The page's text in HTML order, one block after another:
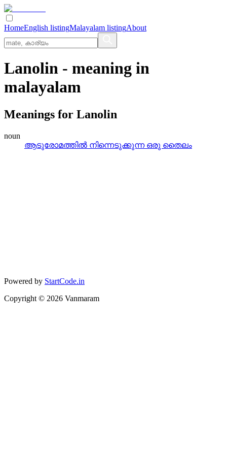
HomeEnglish listingMalayalam listingAbout
Lanolin - meaning in
malayalam
Meanings for Lanolin
noun
ആടുരോമത്തില്‍ നിന്നെടുക്കുന്ന ഒരു തൈലം
Powered by StartCode.in
Copyright © 2026 Vanmaram